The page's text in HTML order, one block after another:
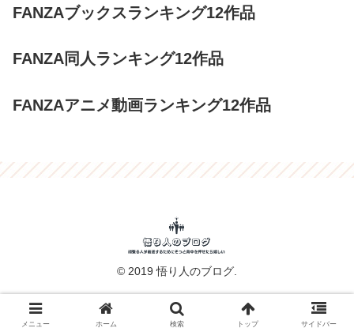
FANZAブックスランキング12作品
FANZA同人ランキング12作品
FANZAアニメ動画ランキング12作品
© 2019 悟り人のブログ.
メニュー ホーム 検索 トップ サイドバー